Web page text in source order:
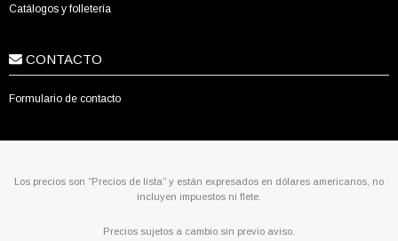
Catálogos y folletería
CONTACTO
Formulario de contacto
Los precios son “Precios de lista” y están expresados en dólares americanos, no
incluyen impuestos ni flete.
Precios sujetos a cambio sin previo aviso.